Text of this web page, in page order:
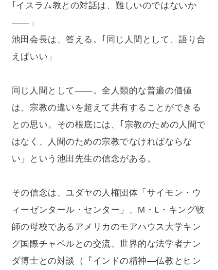
｢イスラム教との対話は、難しいのではないか
——」
池田会長は、答える。｢同じ人間として、語り合
えばいい」
同じ人間として——。全人類的な普遍の価値
は、宗教の違いを超えて共有することができる
との思い。その根底には、｢宗教のための人間で
はなく、人間のための宗教でなければならな
い」という池田先生の信念がある。
その信念は、ユダヤの人権団体「サイモン・ウ
ィーゼンタール・センター」、M・L・キング牧
師の母校であるアメリカのモアハウス大学キン
グ国際チャペルとの交流、世界的な法学者ナン
ダ博士との対談（『インドの精神—仏教とヒン